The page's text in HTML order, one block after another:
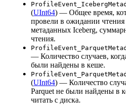
(UInt64) — Общее время,
провели в ожидании чтения
метаданных Iceberg,
чтения.
— Количество случаев,
были найдены в кеше.
(UInt64) — Количество
Parquet не были найдены в
читать с диска.